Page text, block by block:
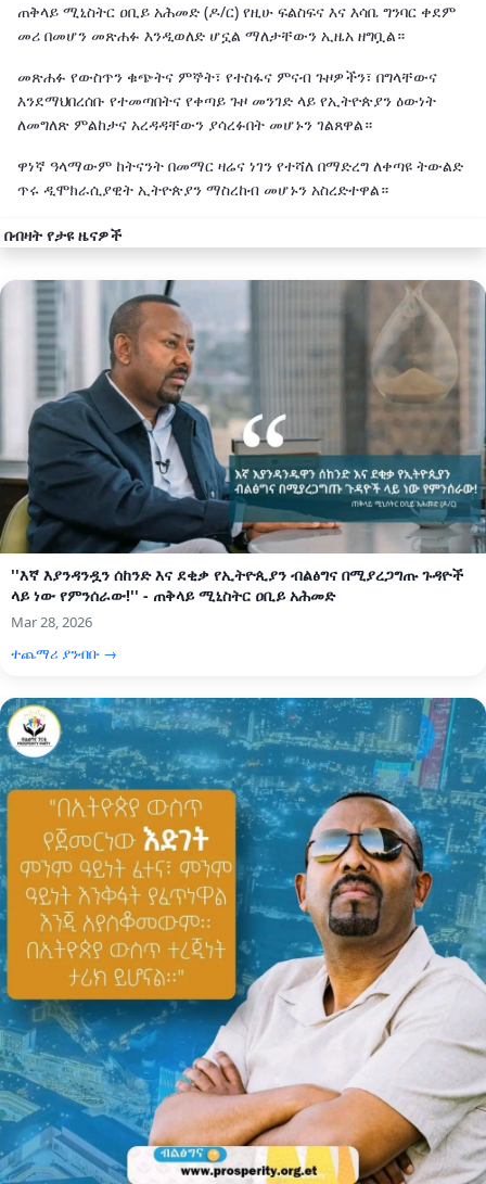
ጠቅላይ ሚኒስትር ዐቢይ አሕመድ (ዶ/ር) የዚሁ ፍልስፍና እና እሳቤ ግንባር ቀደም
መሪ በመሆን መጽሐፉ እንዲወለድ ሆኗል ማለታቸውን ኢዜአ ዘግቧል።
መጽሐፉ የውስጥን ቁጭትና ምኞት፣ የተስፋና ምናብ ጉዞዎችን፣ በግላቸውና
እንደማህበረሰቡ የተመጣበትና የቀጣይ ጉዞ መንገድ ላይ የኢትዮጵያን ዕውነት
ለመግለጽ ምልከታና አረዳዳቸውን ያሳረፉበት መሆኑን ገልጸዋል።
ዋነኛ ዓላማውም ከትናንት በመማር ዛሬና ነገን የተሻለ በማድረግ ለቀጣዩ ትውልድ
ጥሩ ዲሞክራሲያዊት ኢትዮጵያን ማስረከብ መሆኑን አስረድተዋል።
በብዛት የታዩ ዜናዎች
''እኛ እያንዳንዷን ሰከንድ እና ደቂቃ የኢትዮጲያን ብልፅግና በሚያረጋግጡ ጉዳዮች
ላይ ነው የምንሰራው!'' - ጠቅላይ ሚኒስትር ዐቢይ አሕመድ
Mar 28, 2026
ተጨማሪ ያንብቡ →